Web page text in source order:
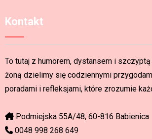
Kontakt
To tutaj z humorem, dystansem i
żoną dzielimy się codziennymi
poradami i refleksjami, które zrozumie
Podmiejska 55A/48, 60-816 Babienica
0048 998 268 649